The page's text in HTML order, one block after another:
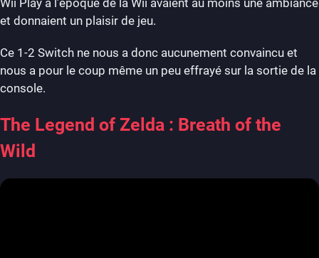
Wii Play à l’époque de la Wii avaient au moins une ambiance
et donnaient un plaisir de jeu.
Ce 1-2 Switch ne nous a donc aucunement convaincu et
nous a pour le coup même un peu effrayé sur la sortie de la
console.
The Legend of Zelda : Breath of the
Wild